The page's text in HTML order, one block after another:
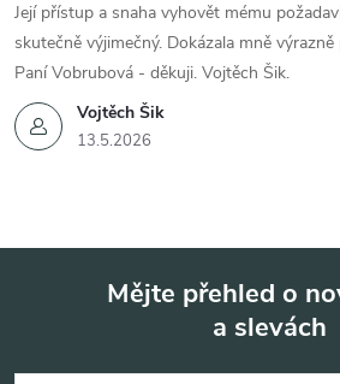
Vojtěch Šik
13.5.2026
Její přístup a snaha vyhovět mému
skutečně výjimečný. Dokázala mně
Paní Vobrubová - děkuji. Vojtěch Šik.
Mějte přehled o
a slevách